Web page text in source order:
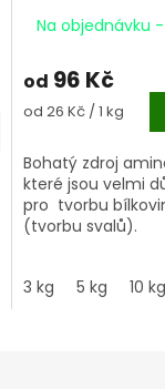
Na objednávku
od 96 Kč
Měrná
od 26 Kč / 1 kg
Bohatý zdroj
které jsou velmi
pro tvorbu
(tvorbu svalů).
3 kg 5 kg 10 kg